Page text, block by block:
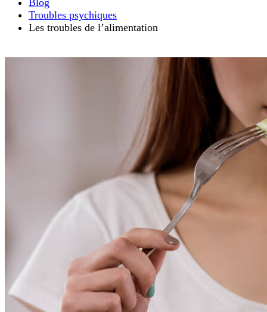
Blog
Troubles psychiques
Les troubles de l’alimentation